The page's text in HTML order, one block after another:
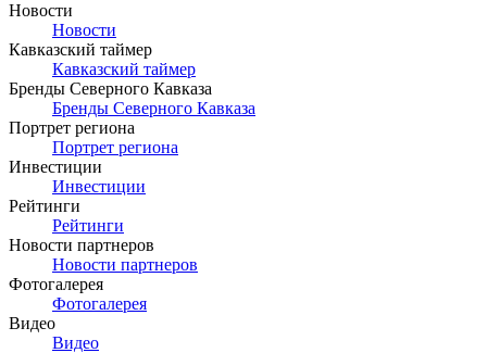
Новости
Новости
Кавказский таймер
Кавказский таймер
Бренды Северного Кавказа
Бренды Северного Кавказа
Портрет региона
Портрет региона
Инвестиции
Инвестиции
Рейтинги
Рейтинги
Новости партнеров
Новости партнеров
Фотогалерея
Фотогалерея
Видео
Видео